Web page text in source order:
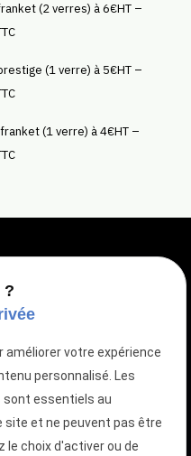
(2 verres) à 6€HT –
(1 verre) à 5€HT –
(1 verre) à 4€HT –
une de nos
?
améliorer votre expérience
personnalisé. Les
essentiels au
et ne peuvent pas être
le choix d'activer ou de